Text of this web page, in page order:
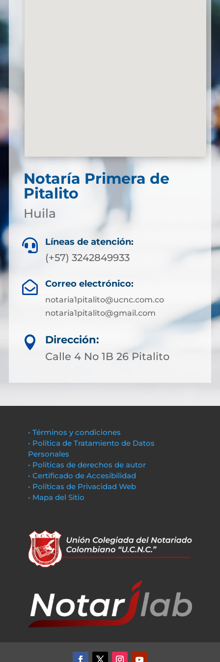
Notaría Primera de
Pitalito
Huila
 Líneas de atención:
(+57) 3242849933
 Correo electrónico:
notaria1pitalito@ucnc.com.co
notaria1pitalito@gmail.com

Dirección:
Calle 4 No 1B 26 Pitalito
• Términos y condiciones
• Política de Tratamiento de Datos
Personales
• Políticas de derechos de autor
• Certificado de Accesibilidad
• Políticas de Privacidad Web
• Mapa del Sitio